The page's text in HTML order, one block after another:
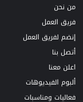
من نحن
فريق العمل
إنضم لفريق العمل
أتصل بنا
اعلن معنا
ألبوم الفيديوهات
فعاليات ومناسبات